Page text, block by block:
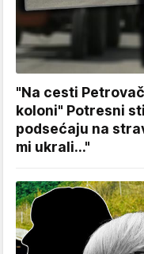
"Na cesti
koloni" Potresni
podsećaju na
mi ukrali..."